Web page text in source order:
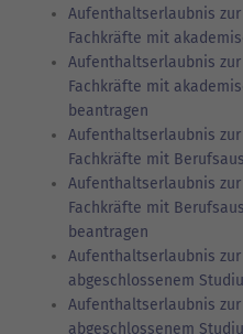
Aufenthaltserlaubnis
Fachkräfte mit
Aufenthaltserlaubnis
Fachkräfte mit
beantragen
Aufenthaltserlaubnis
Fachkräfte mit
Aufenthaltserlaubnis
Fachkräfte mit
beantragen
Aufenthaltserlaubnis
abgeschlossenem
Aufenthaltserlaubnis
abgeschlossenem